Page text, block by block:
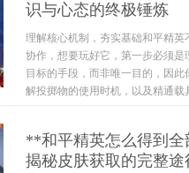
识与心态的终极锤炼
理解核心机制，夯实基础和平精
协作，想要玩好它，第一步必须
目标的手段，而非唯一目的，因
解投掷物的使用时机，以及精通载
**和平精英怎么得到
揭秘皮肤获取的完整